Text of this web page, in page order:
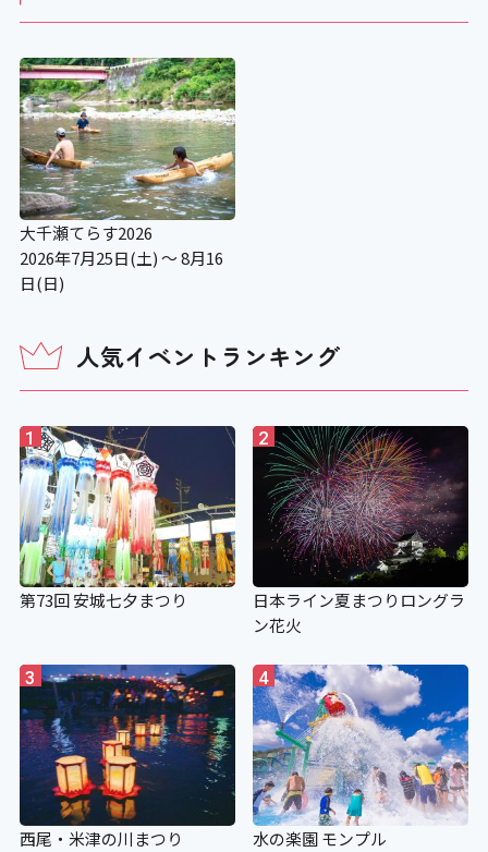
大千瀬てらす2026
2026年7月25日(土) ～ 8月16
日(日)
人気イベントランキング
1
第73回 安城七夕まつり
2
日本ライン夏まつりロングラ
ン花火
3
西尾・米津の川まつり
4
水の楽園 モンプル